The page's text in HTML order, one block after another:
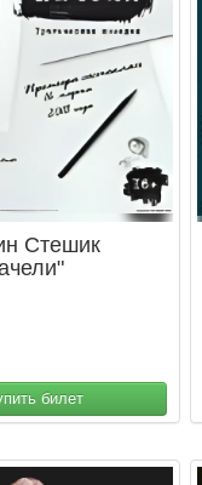
Стешик
билет